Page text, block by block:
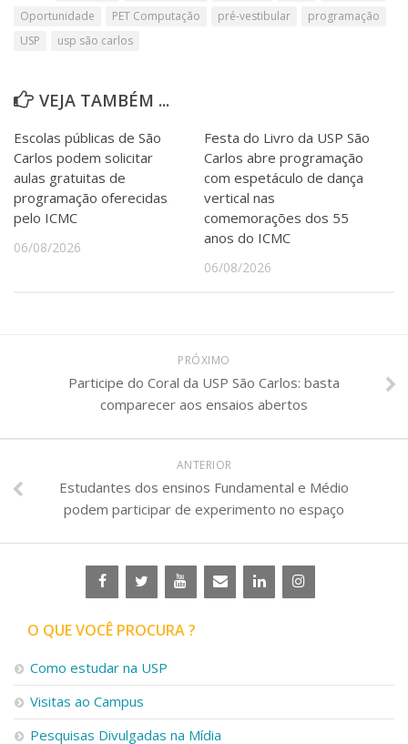
Oportunidade
PET Computação pré-vestibular
programação
USP
usp são carlos
VEJA TAMBÉM ...
Escolas públicas de São
Carlos podem solicitar
aulas gratuitas de
programação oferecidas
pelo ICMC
06/08/2026
Festa do Livro da USP São
Carlos abre programação
com espetáculo de dança
vertical nas
comemorações dos 55
anos do ICMC
06/08/2026
PRÓXIMO
Participe do Coral da USP São Carlos: basta
comparecer aos ensaios abertos
ANTERIOR
Estudantes dos ensinos Fundamental e Médio
podem participar de experimento no espaço
O QUE VOCÊ PROCURA ?
Como estudar na USP
Visitas ao Campus
Pesquisas Divulgadas na Mídia